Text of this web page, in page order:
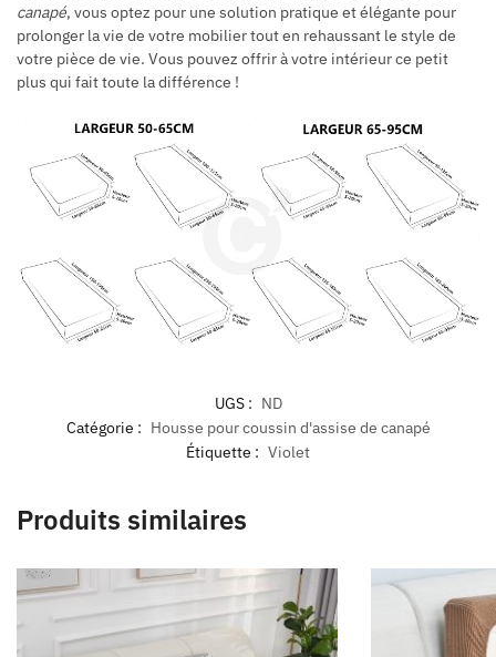
canapé, vous optez pour une solution pratique et élégante pour
prolonger la vie de votre mobilier tout en rehaussant le style de
votre pièce de vie. Vous pouvez offrir à votre intérieur ce petit
plus qui fait toute la différence !
UGS : ND
Catégorie : Housse pour coussin d'assise de canapé
Étiquette : Violet
Produits similaires